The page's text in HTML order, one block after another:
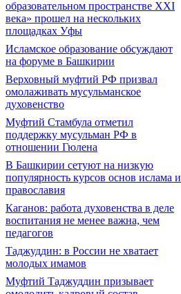
образовательном пространстве XXI
века» прошел на нескольких
площадках Уфы
Исламское образование обсуждают
на форуме в Башкирии
Верховный муфтий РФ призвал
омолаживать мусульманское
духовенство
Муфтий Стамбула отметил
поддержку мусульман РФ в
отношении Гюлена
В Башкирии сетуют на низкую
популярность курсов основ ислама и
православия
Каганов: работа духовенства в деле
воспитания не менее важна, чем
педагогов
Таджуддин: в России не хватает
молодых имамов
Муфтий Таджуддин призывает